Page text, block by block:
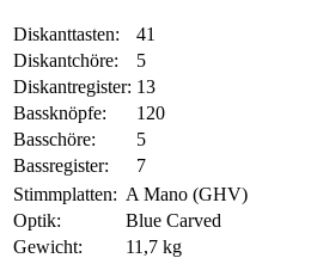
Diskanttasten:
41
Diskantchöre:
5
Diskantregister: 13
Bassknöpfe:
120
Basschöre:
5
Bassregister:
7
Stimmplatten: A Mano (GHV)
Optik:
Blue Carved
Gewicht:
11,7 kg